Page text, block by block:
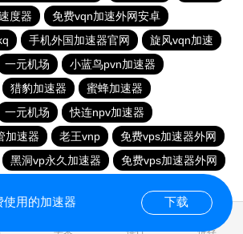
度器
免费vqn加速外网安卓
手机外国加速器官网
旋风vqn加速
一元机场
小蓝鸟pvn加速器
猎豹加速器
蜜蜂加速器
一元机场
快连npv加速器
加速器 老王vnp
免费vps加速器外网
黑洞vp永久加速器
免费vps加速器外网
苹果 排行 推荐
使用的加速器 下载
1.909594s